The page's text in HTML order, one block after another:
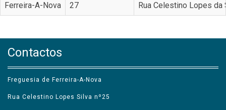
Ferreira-A-Nova 27 Rua Celestino Lopes da
Contactos
Freguesia de Ferreira-A-Nova
Rua Celestino Lopes Silva nº25